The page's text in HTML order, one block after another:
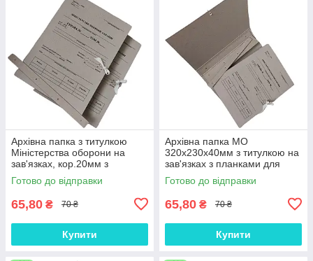
Архівна папка з титулкою
Міністерства оборони на
зав'язках, кор.20мм з
планками для підшивання
документів А4
Готово до відправки
65,80 ₴ 70 ₴
Купити
Архівна папка MO
320х230х40мм з титулкою на
зав'язках з планками для
підшивання документів
Готово до відправки
65,80 ₴ 70 ₴
Купити